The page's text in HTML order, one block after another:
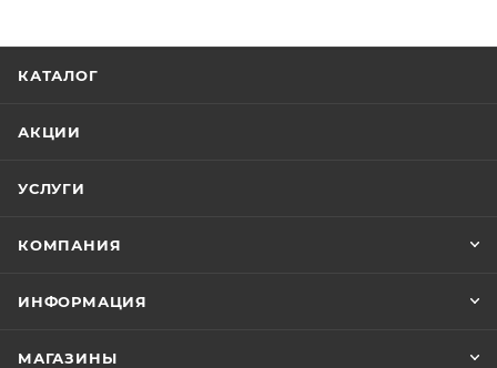
КАТАЛОГ
АКЦИИ
УСЛУГИ
КОМПАНИЯ
ИНФОРМАЦИЯ
МАГАЗИНЫ